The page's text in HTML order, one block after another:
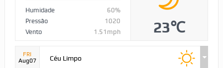
Humidade
60%
Pressão
1020
Vento
1.51mph 23℃
FRI
Aug07
Céu Limpo